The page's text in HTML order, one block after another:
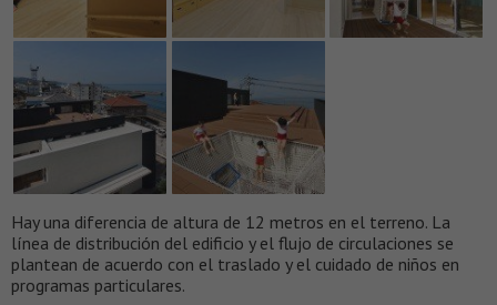
Hay una diferencia de altura de 12 metros en el terreno. La
línea de distribución del edificio y el flujo de circulaciones se
plantean de acuerdo con el traslado y el cuidado de niños en
programas particulares.